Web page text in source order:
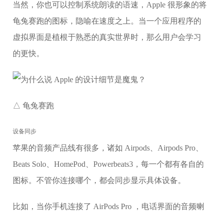
当然，你也可以控制系统朗读的语速，Apple 很形象的将
龟兔赛跑的图标，隐喻在速度之上。当一个应用程序的
虚拟界面是植根于熟悉的真实世界时，那么用户会学习
的更快。
△ 龟兔赛跑
设备同步
苹果的音频产品线有很多，诸如 Airpods、Airpods Pro、
Beats Solo、HomePod、Powerbeats3，每一个都有各自的
图标。不管你连接哪个，都会同步显示具体设备。
比如，当你手机连接了 AirPods Pro ，电话界面的音频喇